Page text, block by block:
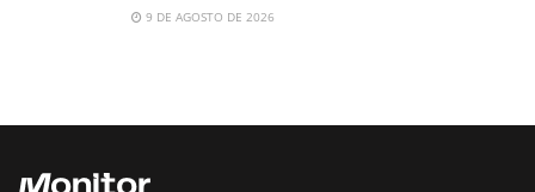
9 DE AGOSTO DE 2026